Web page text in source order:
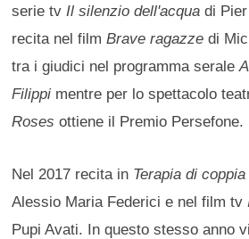
serie tv Il silenzio dell'acqua di
recita nel filmBrave ragazze di
tra i giudici nel programma serale
Filippi mentre per lo spettacolo
Roses ottiene il Premio Persefone.
Nel 2017 recita in Terapia di
Alessio Maria Federici e nel film tv
Pupi Avati. In questo stesso anno